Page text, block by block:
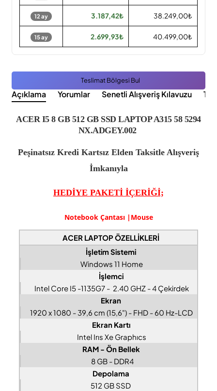
12 ay 3.187,42₺ 38.249,00₺
15 ay 2.699,93₺ 40.499,00₺
Teslimat Bölgesi Bul
Açıklama Yorumlar Senetli Alışveriş Kılavuzu
ACER I5 8 GB 512 GB SSD LAPTOP A315 58 5294
NX.ADGEY.002
Peşinatsız Kredi Kartsız Elden Taksitle Alışveriş
İmkanıyla
HEDİYE PAKETİ İÇERİĞİ;
Notebook Çantası |Mouse
ACER LAPTOP ÖZELLİKLERİ
İşletim Sistemi
Windows 11 Home
İşlemci
Intel Core I5 -1135G7 - 2.40 GHZ - 4 Çekirdek
Ekran
1920 x 1080 - 39,6 cm (15,6") - FHD - 60 Hz-LCD
Ekran Kartı
Intel Irıs Xe Graphıcs
RAM - Ön Bellek
8 GB - DDR4
Depolama
512 GB SSD